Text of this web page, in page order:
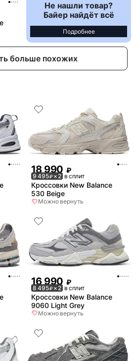
Не нашли товар?
Байер найдёт всё
Подробнее
больше похожих
18 990 ₽
9 495₽× 2 в сплит
Кроссовки New Balance
530 Beige
Можно вернуть
16 990 ₽
8 495₽× 2 в сплит
Кроссовки New Balance
9060 Light Grey
Можно вернуть